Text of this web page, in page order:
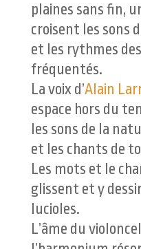
plaines sans fin,
croisent les sons
et les rythmes
fréquentés.
La voix d’Alain
espace hors du
les sons de la
et les chants de
Les mots et le
glissent et y
lucioles.
L’âme du